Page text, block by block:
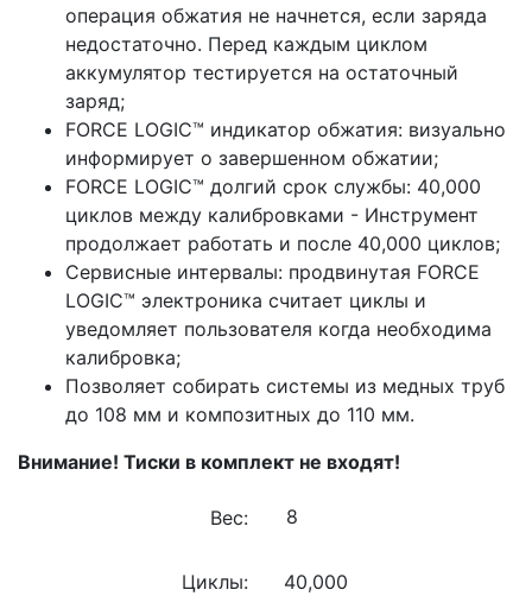
операция обжатия не начнется, если заряда
недостаточно. Перед каждым циклом
аккумулятор тестируется на остаточный
заряд;
FORCE LOGIC™ индикатор обжатия: визуально
информирует о завершенном обжатии;
FORCE LOGIC™ долгий срок службы: 40,000
циклов между калибровками - Инструмент
продолжает работать и после 40,000 циклов;
Сервисные интервалы: продвинутая FORCE
LOGIC™ электроника считает циклы и
уведомляет пользователя когда необходима
калибровка;
Позволяет собирать системы из медных труб
до 108 мм и композитных до 110 мм.
Внимание! Тиски в комплект не входят!
Вес:
Циклы: 40,000